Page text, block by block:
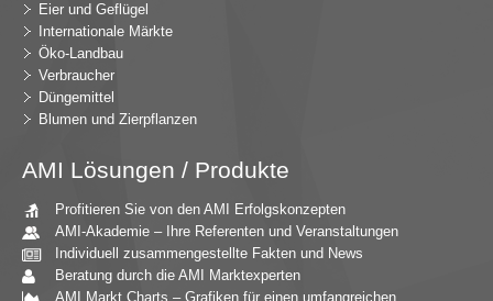
Eier und Geflügel
Internationale Märkte
Öko-Landbau
Verbraucher
Düngemittel
Blumen und Zierpflanzen
AMI Lösungen / Produkte
Profitieren Sie von den AMI Erfolgskonzepten
AMI-Akademie – Ihre Referenten und Veranstaltungen
Individuell zusammengestellte Fakten und News
Beratung durch die AMI Marktexperten
AMI Markt Charts – Grafiken für einen umfangreichen